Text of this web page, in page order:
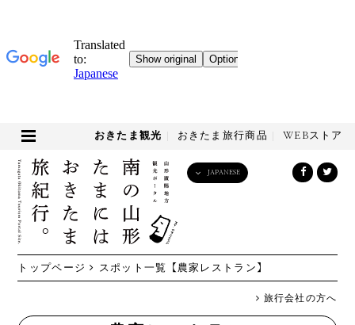
おきたま観光 おきたま旅行商品 WEBストア
JAPANESE
繁體中文
トップページ スポット一覧 【農家レストラン】
旅行会社の方へ